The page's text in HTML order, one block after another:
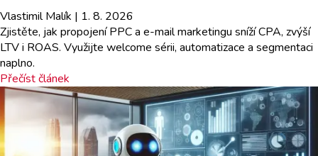
Vlastimil Malík | 1. 8. 2026
Zjistěte, jak propojení PPC a e-mail marketingu sníží CPA, zvýší
LTV i ROAS. Využijte welcome sérii, automatizace a segmentaci
naplno.
Přečíst článek